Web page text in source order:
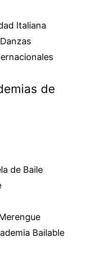
Italiana
de
de Baile
Bailable